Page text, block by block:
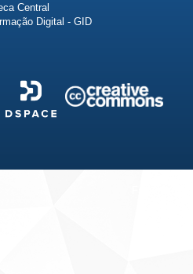
Central
Digital - GID